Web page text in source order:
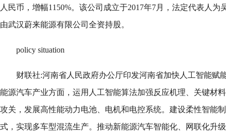
人民币，增幅1150%。该公司成立于2017年7月，法定代表人
由武汉蔚来能源有限公司全资持股。
policy situation
财联社:河南省人民政府办公厅印发河南省加快人工智能赋
能源汽车产业方面，运用人工智能算法加强反应机理、关键材
攻关，发展高性能动力电池、电机和电控系统。建设柔性智能
式，实现多车型混流生产。推动新能源汽车智能化、网联化升